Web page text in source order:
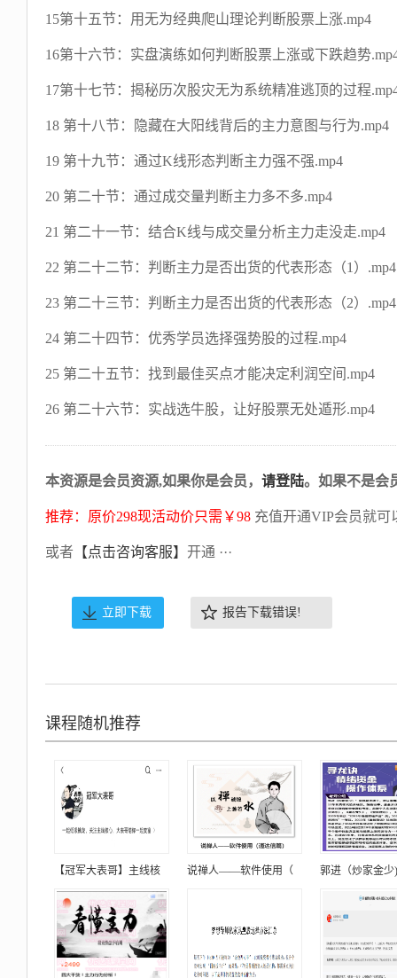
15第十五节：用无为经典爬山理论判断股票上涨.mp4
16第十六节：实盘演练如何判断股票上涨或下跌趋势
17第十七节：揭秘历次股灾无为系统精准逃顶的过程
18 第十八节：隐藏在大阳线背后的主力意图与行为.mp4
19 第十九节：通过K线形态判断主力强不强.mp4
20 第二十节：通过成交量判断主力多不多.mp4
21 第二十一节：结合K线与成交量分析主力走没走.mp4
22 第二十二节：判断主力是否出货的代表形态（1）.mp4
23 第二十三节：判断主力是否出货的代表形态（2）.mp4
24 第二十四节：优秀学员选择强势股的过程.mp4
25 第二十五节：找到最佳买点才能决定利润空间.mp4
26 第二十六节：实战选牛股，让好股票无处遁形.mp4
本资源是会员资源,如果你是会员， 请登陆。如果不是会
推荐：原价298现活动价只需￥98 充值开通VIP会员就可
或者 【点击咨询客服】 开通 ···
立即下载 报告下载错误!
课程随机推荐
【冠军大表哥】主线核 说禅人——软件使用（ 郭进（炒家金少